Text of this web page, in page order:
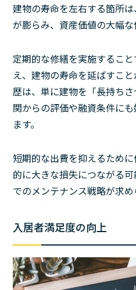
建物の寿命を左右する箇所
が膨らみ、資産価値の大幅な
定期的な修繕を実施するこ
え、建物の寿命を延ばすこ
歴は、単に建物を「長持ち
関からの評価や融資条件に
ます。
短期的な出費を抑えるため
的に大きな損失につながる
でのメンテナンス戦略が求め
入居者満足度の向上